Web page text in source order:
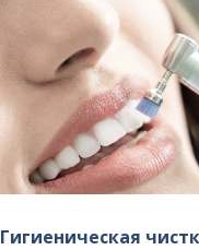
Гигиеническая